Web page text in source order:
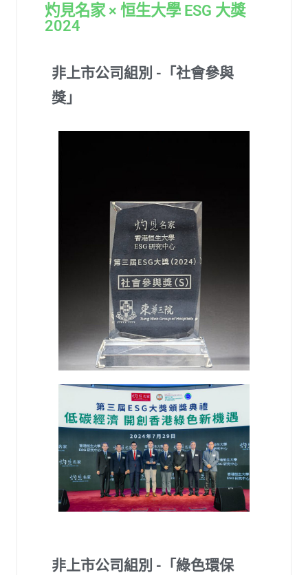
灼見名家 × 恒生大學 ESG 大獎
2024
非上市公司組別 -「社會參與
獎」
非上市公司組別 -「綠色環保